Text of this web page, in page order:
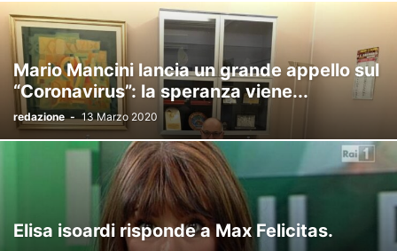
PUBBLICITÀ LEGALE - AVVISI FOOD RUBRICHE
Mario Mancini lancia un grande appello sul
“Coronavirus”: la speranza viene...
redazione - 13 Marzo 2020
Elisa isoardi risponde a Max Felicitas.